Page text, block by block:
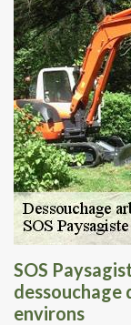
SOS
dessouchage
environs